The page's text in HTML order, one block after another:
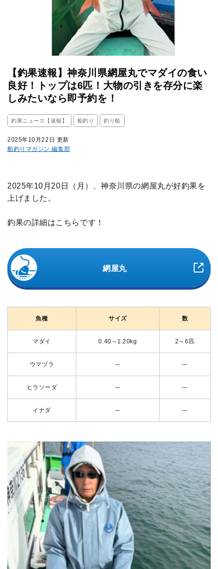
【釣果速報】神奈川県網屋丸でマダイの食い
良好！トップは6匹！大物の引きを存分に楽
しみたいなら即予約を！
釣果ニュース【速報】 船釣り 釣り船
2025年10月22日 更新
船釣りマガジン 編集部
2025年10月20日（月）、神奈川県の網屋丸が好釣果を
上げました。
釣果の詳細はこちらです！
網屋丸
魚種 サイズ 数
マダイ 0.40～1.20kg 2～6匹
ウマヅラ ─ ─
ヒラソーダ ─ ─
イナダ ─ ─